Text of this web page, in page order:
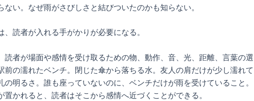
ない。なぜ雨がさびしさと結びついたのかも知らない。
、読者が入れる手がかりが必要になる。
読者が場面や感情を受け取るための物、動作、音、光、距離、言葉の選
前の濡れたベンチ。閉じた傘から落ちる水。友人の肩だけが少し濡れて
の明るさ。誰も座っていないのに、ベンチだけが雨を受けていること。
置かれると、読者はそこから感情へ近づくことができる。